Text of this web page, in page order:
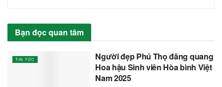
Bạn đọc quan tâm
TIN TỨC
Người đẹp Phú Thọ đăng quang
Hoa hậu Sinh viên Hòa bình Việt
Nam 2025